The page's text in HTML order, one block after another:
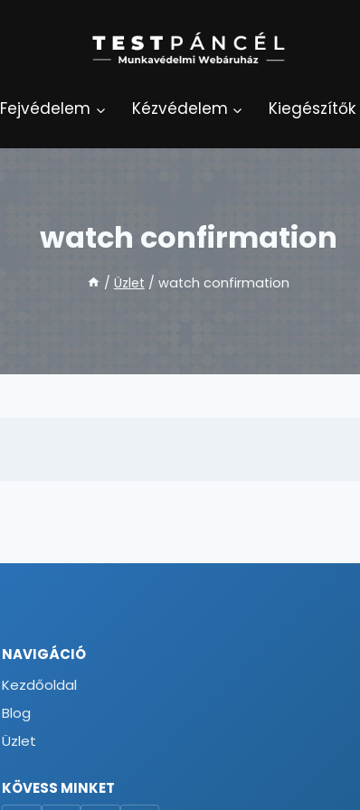
Fejvédelem Kézvédelem Kiegészítők
watch confirmation
/ Üzlet / watch confirmation
NAVIGÁCIÓ
Kezdőoldal
Blog
Üzlet
KÖVESS MINKET